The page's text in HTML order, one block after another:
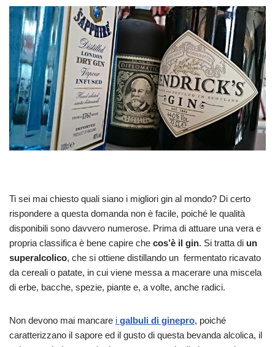
Ti sei mai chiesto quali siano i migliori gin al mondo? Di certo
rispondere a questa domanda non è facile, poiché le qualità
disponibili sono davvero numerose. Prima di attuare una vera e
propria classifica è bene capire che cos’è il gin. Si tratta di un
superalcolico, che si ottiene distillando un fermentato ricavato
da cereali o patate, in cui viene messa a macerare una miscela
di erbe, bacche, spezie, piante e, a volte, anche radici.
Non devono mai mancare i galbuli di ginepro, poiché
caratterizzano il sapore ed il gusto di questa bevanda alcolica, il